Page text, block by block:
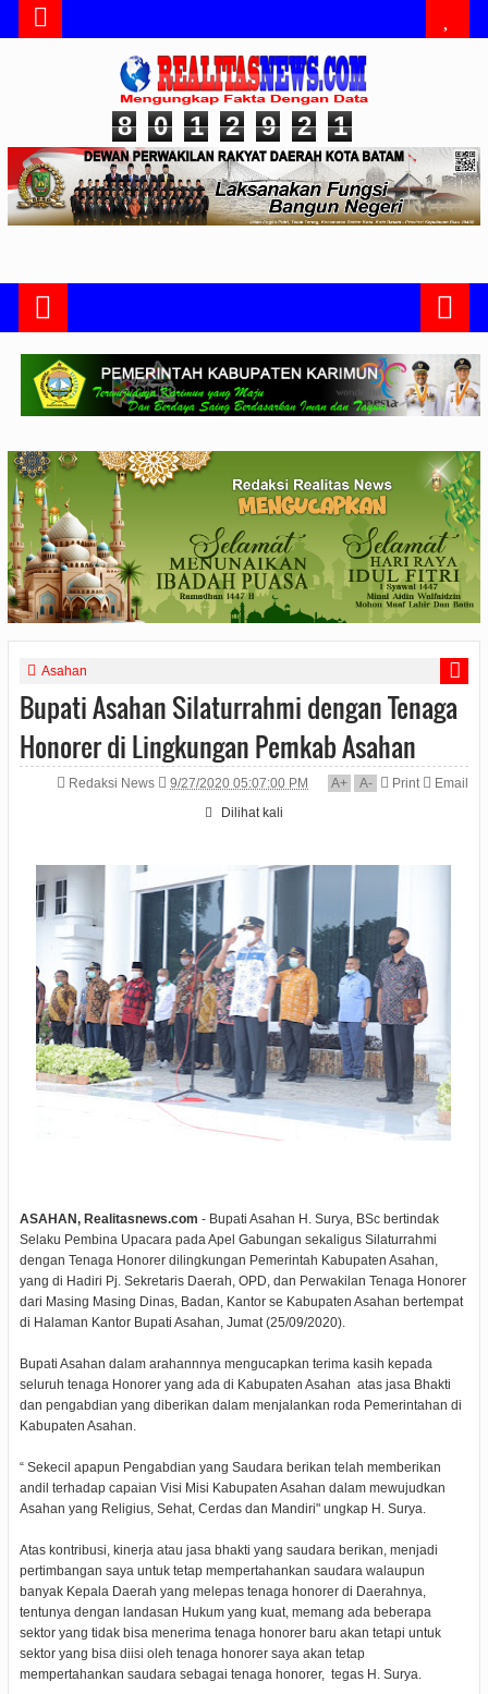
8 0 1 2 9 2 1
Asahan
Bupati Asahan Silaturrahmi dengan Tenaga
Honorer di Lingkungan Pemkab Asahan
Redaksi News 9/27/2020 05:07:00 PM A+ A- Print
Email
Dilihat kali
ASAHAN, Realitasnews.com - Bupati Asahan H. Surya, BSc bertindak
Selaku Pembina Upacara pada Apel Gabungan sekaligus Silaturrahmi
dengan Tenaga Honorer dilingkungan Pemerintah Kabupaten Asahan,
yang di Hadiri Pj. Sekretaris Daerah, OPD, dan Perwakilan Tenaga Honorer
dari Masing Masing Dinas, Badan, Kantor se Kabupaten Asahan bertempat
di Halaman Kantor Bupati Asahan, Jumat (25/09/2020).
Bupati Asahan dalam arahannnya mengucapkan terima kasih kepada
seluruh tenaga Honorer yang ada di Kabupaten Asahan atas jasa Bhakti
dan pengabdian yang diberikan dalam menjalankan roda Pemerintahan di
Kabupaten Asahan.
“ Sekecil apapun Pengabdian yang Saudara berikan telah memberikan
andil terhadap capaian Visi Misi Kabupaten Asahan dalam mewujudkan
Asahan yang Religius, Sehat, Cerdas dan Mandiri" ungkap H. Surya.
Atas kontribusi, kinerja atau jasa bhakti yang saudara berikan, menjadi
pertimbangan saya untuk tetap mempertahankan saudara walaupun
banyak Kepala Daerah yang melepas tenaga honorer di Daerahnya,
tentunya dengan landasan Hukum yang kuat, memang ada beberapa
sektor yang tidak bisa menerima tenaga honorer baru akan tetapi untuk
sektor yang bisa diisi oleh tenaga honorer saya akan tetap
mempertahankan saudara sebagai tenaga honorer, tegas H. Surya.